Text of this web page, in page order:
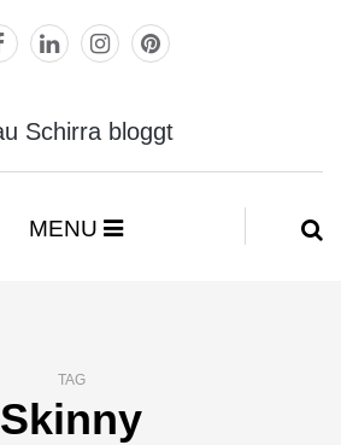
Schirra bloggt
MENU
TAG
Skinny